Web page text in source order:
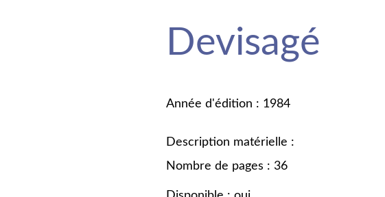
Devisagé
Année d'édition : 1984
Description matérielle :
Nombre de pages : 36